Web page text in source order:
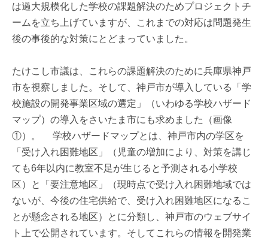
は過大規模化した学校の課題解決のためプロジェクトチ
ームを立ち上げていますが、これまでの対応は問題発生
後の事後的な対策にとどまっていました。
たけこし市議は、これらの課題解決のために兵庫県神戸
市を視察しました。そして、神戸市が導入している「学
校施設の開発事業区域の選定」（いわゆる学校ハザード
マップ）の導入をさいたま市にも求めました（画像
①）。 学校ハザードマップとは、神戸市内の学区を
「受け入れ困難地区」（児童の増加により、対策を講じ
ても6年以内に教室不足が生じると予測される小学校
区）と「要注意地区」（現時点で受け入れ困難地域では
ないが、今後の住宅供給で、受け入れ困難地区になるこ
とが懸念される地区）とに分類し、神戸市のウェブサイ
ト上で公開されています。そしてこれらの情報を開発業